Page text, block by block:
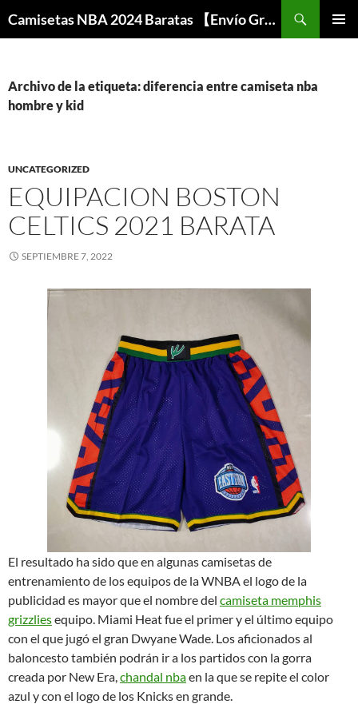
Camisetas NBA 2024 Baratas 【Envío Gratis】 ⋆ MiCamisetaNBA
Archivo de la etiqueta: diferencia entre camiseta nba
hombre y kid
UNCATEGORIZED
EQUIPACION BOSTON
CELTICS 2021 BARATA
SEPTIEMBRE 7, 2022
El resultado ha sido que en algunas camisetas de
entrenamiento de los equipos de la WNBA el logo de la
publicidad es mayor que el nombre del camiseta memphis
grizzliesequipo. Miami Heat fue el primer y el último equipo
con el que jugó el gran Dwyane Wade. Los aficionados al
baloncesto también podrán ir a los partidos con la gorra
creada por New Era,chandal nbaen la que se repite el color
azul y con el logo de los Knicks en grande.